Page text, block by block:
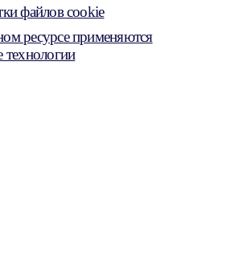
файлов cookie
ресурсе применяются
технологии